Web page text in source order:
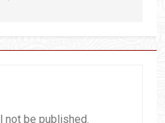
not be published.